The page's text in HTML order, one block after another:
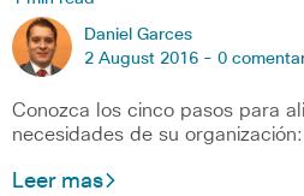
Daniel Garces
2 August 2016 - 0
Conozca los cinco pasos para
necesidades de su
Leer mas